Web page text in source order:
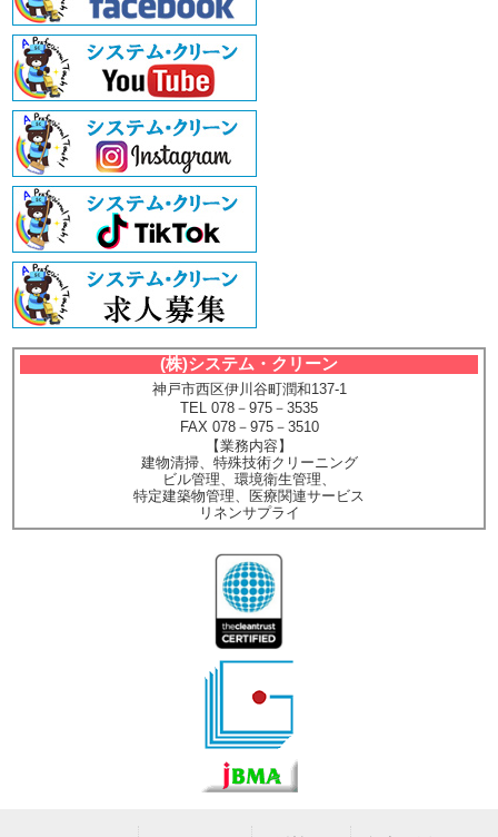
(株)システム・クリーン
神戸市西区伊川谷町潤和137-1
TEL 078－975－3535
FAX 078－975－3510
【業務内容】
建物清掃、特殊技術クリーニング
ビル管理、環境衛生管理、
特定建築物管理、医療関連サービス
リネンサプライ